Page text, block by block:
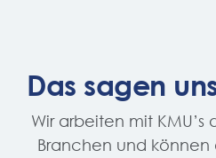
Das sagen
Wir arbeiten mit
Branchen und können